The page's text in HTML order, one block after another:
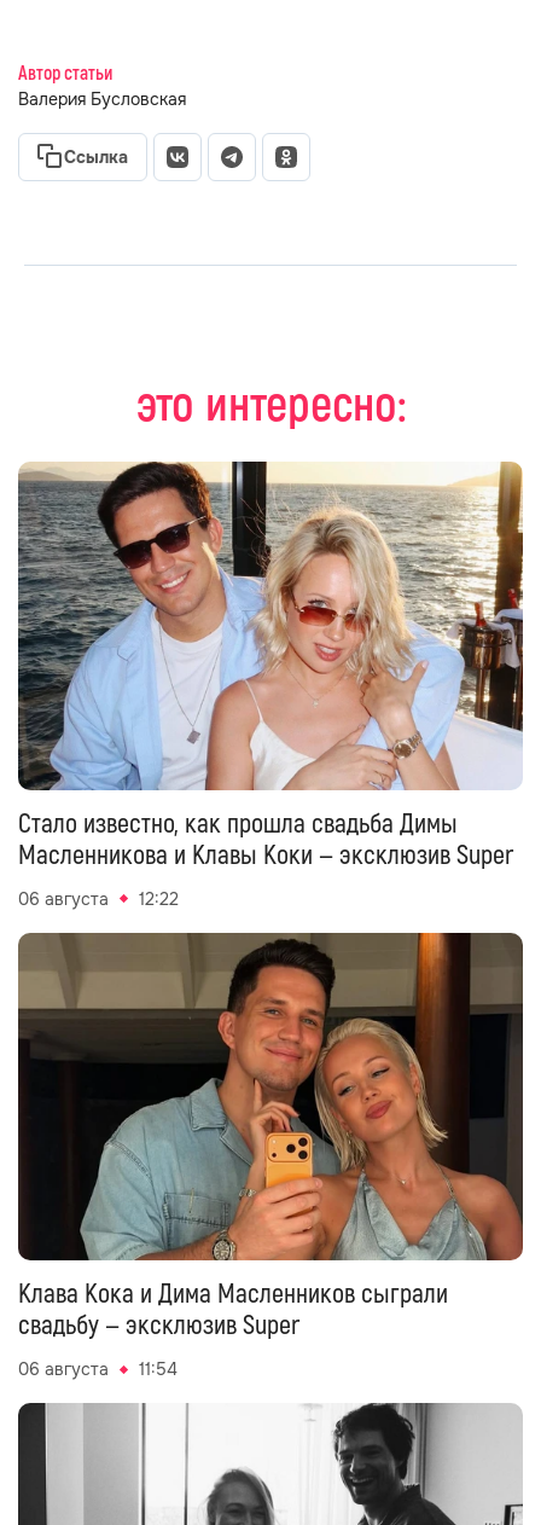
Автор статьи
Валерия Бусловская
Ссылка
это интересно:
Стало известно, как прошла свадьба Димы
Масленникова и Клавы Коки — эксклюзив Super
06 августа 12:22
Клава Кока и Дима Масленников сыграли
свадьбу — эксклюзив Super
06 августа 11:54